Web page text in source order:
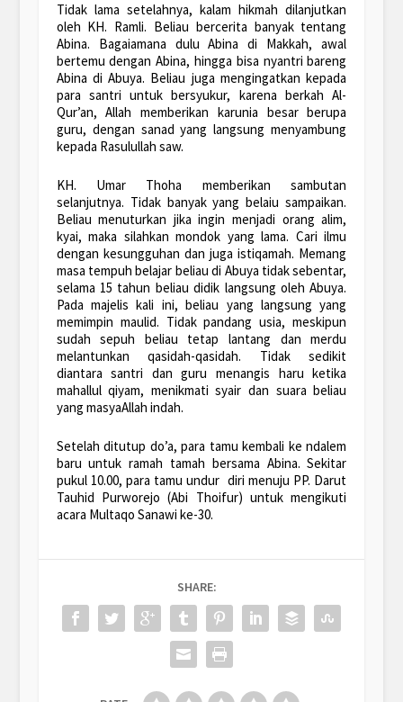
Tidak lama setelahnya, kalam hikmah dilanjutkan
oleh KH. Ramli. Beliau bercerita banyak tentang
Abina. Bagaiamana dulu Abina di Makkah, awal
bertemu dengan Abina, hingga bisa nyantri bareng
Abina di Abuya. Beliau juga mengingatkan kepada
para santri untuk bersyukur, karena berkah Al-
Qur’an, Allah memberikan karunia besar berupa
guru, dengan sanad yang langsung menyambung
kepada Rasulullah saw.
KH. Umar Thoha memberikan sambutan
selanjutnya. Tidak banyak yang belaiu sampaikan.
Beliau menuturkan jika ingin menjadi orang alim,
kyai, maka silahkan mondok yang lama. Cari ilmu
dengan kesungguhan dan juga istiqamah. Memang
masa tempuh belajar beliau di Abuya tidak sebentar,
selama 15 tahun beliau didik langsung oleh Abuya.
Pada majelis kali ini, beliau yang langsung yang
memimpin maulid. Tidak pandang usia, meskipun
sudah sepuh beliau tetap lantang dan merdu
melantunkan qasidah-qasidah. Tidak sedikit
diantara santri dan guru menangis haru ketika
mahallul qiyam, menikmati syair dan suara beliau
yang masyaAllah indah.
Setelah ditutup do’a, para tamu kembali ke ndalem
baru untuk ramah tamah bersama Abina. Sekitar
pukul 10.00, para tamu undur diri menuju PP. Darut
Tauhid Purworejo (Abi Thoifur) untuk mengikuti
acara Multaqo Sanawi ke-30.
SHARE: